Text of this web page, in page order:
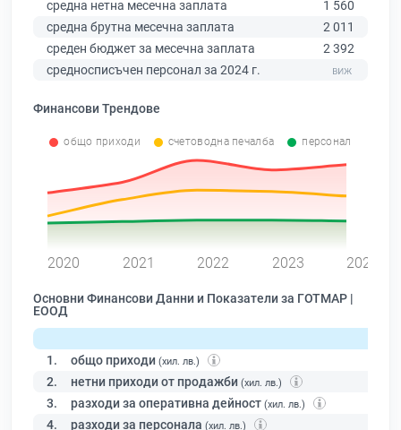
средна нетна месечна заплата
1 560
средна брутна месечна заплата
2 011
среден бюджет за месечна заплата
2 392
средносписъчен персонал за 2024 г.
Финансови Трендове
общо приходи счетоводна печалба персонал
2020 2021 2022 2023 2024
Основни Финансови Данни и Показатели за ГОТМАР |
ЕООД
1. общо приходи (хил. лв.)
2. нетни приходи от продажби (хил. лв.)
3. разходи за оперативна дейност (хил. лв.)
4. разходи за персонала (хил. лв.)